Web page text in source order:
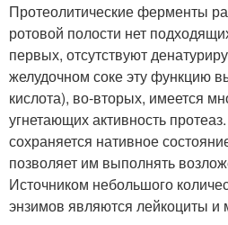
Протеолитические ферменты
ротовой полости нет
первых, отсутствуют
желудочном соке эту функцию
кислота), во-вторых, имеется
угнетающих активность
сохраняется нативное
позволяет им выполнять
Источником небольшого
энзимов являются лейкоциты и